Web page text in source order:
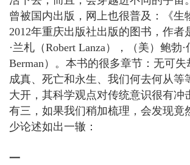
曾被国内出版，网上也很普及：《生
2012年重庆出版社出版的图书，作者
·兰札（Robert Lanza），（美）鲍勃
Berman）。本书的很多章节：无可
成真、死亡和永生、我们何去何从等
大开，其科学观点对传统意识很有冲
有三，如果我们稍加梳理，会发现竟
少论述如出一辙：
一